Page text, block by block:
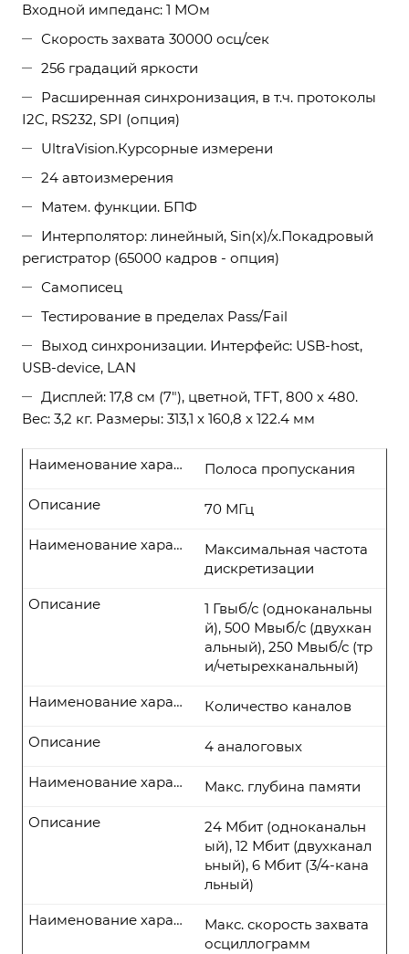
Входной импеданс: 1 МОм
Скорость захвата 30000 осц/сек
256 градаций яркости
Расширенная синхронизация, в т.ч. протоколы
I2C, RS232, SPI (опция)
UltraVision.Курсорные измерени
24 автоизмерения
Матем. функции. БПФ
Интерполятор: линейный, Sin(x)/x.Покадровый
регистратор (65000 кадров - опция)
Самописец
Тестирование в пределах Pass/Fail
Выход синхронизации. Интерфейс: USB-host,
USB-device, LAN
Дисплей: 17,8 см (7"), цветной, TFT, 800 х 480.
Вес: 3,2 кг. Размеры: 313,1 x 160,8 x 122.4 мм
Полоса пропускания
Наименование характеристики
70 МГц
Описание
Максимальная частота
дискретизации
Наименование характеристики
1 Гвыб/с (одноканальны
й), 500 Мвыб/с (двухкан
альный), 250 Мвыб/с (тр
и/четырехканальный)
Описание
Количество каналов
Наименование характеристики
4 аналоговых
Описание
Макс. глубина памяти
Наименование характеристики
24 Мбит (одноканальн
ый), 12 Мбит (двухканал
ьный), 6 Мбит (3/4-кана
льный)
Описание
Макс. скорость захвата
осциллограмм
Наименование характеристики